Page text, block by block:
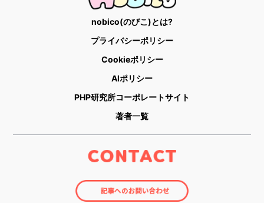
nobico(のびこ)とは?
プライバシーポリシー
Cookieポリシー
AIポリシー
PHP研究所コーポレートサイト
著者一覧